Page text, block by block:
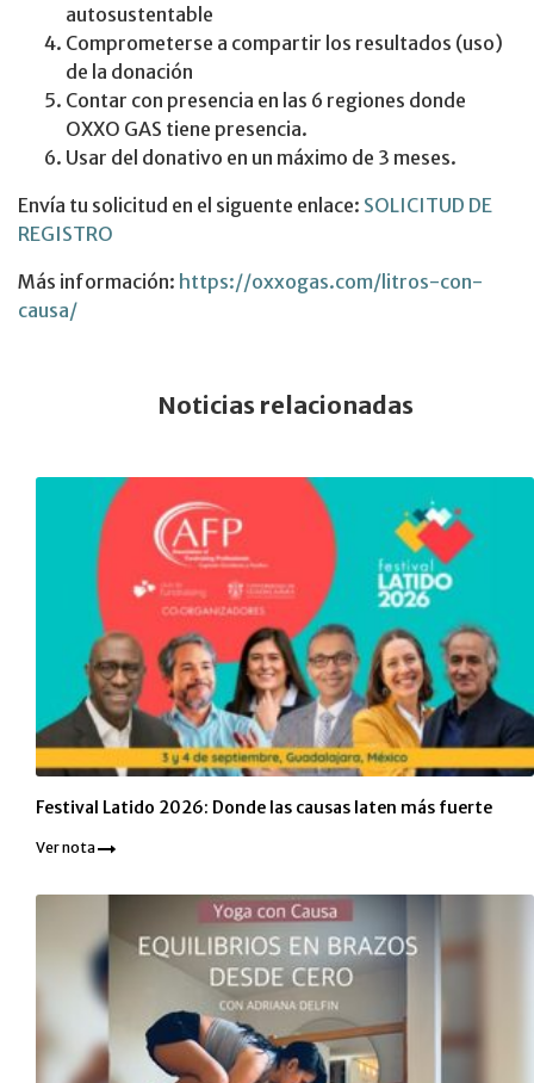
autosustentable
Comprometerse a compartir los resultados (uso)
de la donación
Contar con presencia en las 6 regiones donde
OXXO GAS tiene presencia.
Usar del donativo en un máximo de 3 meses.
Envía tu solicitud en el siguente enlace: SOLICITUD DE
REGISTRO
Más información: https://oxxogas.com/litros-con-
causa/
Noticias relacionadas
Festival Latido 2026: Donde las causas laten más fuerte
Ver nota